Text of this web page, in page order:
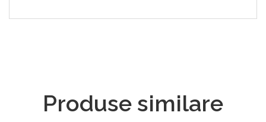
Produse similare